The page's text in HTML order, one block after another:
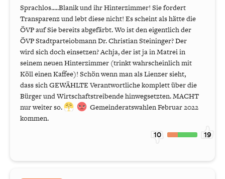
Sprachlos.....Blanik und ihr Hinterzimmer! Sie fordert
Transparenz und lebt diese nicht! Es scheint als hätte die
ÖVP auf Sie bereits abgefärbt. Wo ist den eigentlich der
ÖVP Stadtparteiobmann Dr. Christian Steininger? Der
wird sich doch einsetzen? Achja, der ist ja in Matrei in
seinem neuen Hinterzimmer (trinkt wahrscheinlich mit
Köll einen Kaffee)! Schön wenn man als Lienzer sieht,
dass sich GEWÄHLTE Verantwortliche komplett über die
Bürger und Wirtschaftstreibende hinwegsetzten. MACHT
nur weiter so.
Gemeinderatswahlen Februar 2022
kommen.
10 19